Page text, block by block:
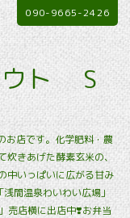
ウト S
お店です。化学肥料・農
炊きあげた酵素玄米の、
中いっぱいに広がる甘み
間温泉わいわい広場」
売店横に出店中❣️お弁当
090-9665-2426